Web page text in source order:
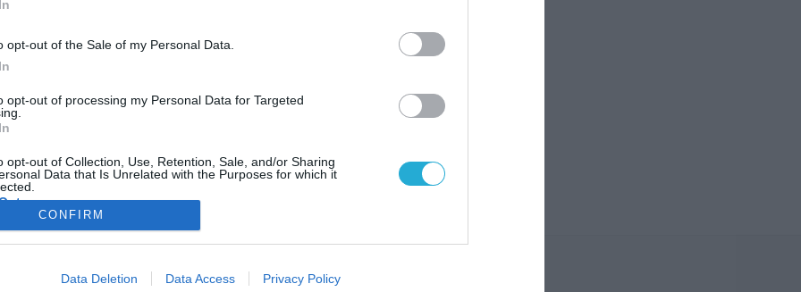
opt-out of the Sale of my Personal Data.
opt-out of processing my Personal Data for Targeted
opt-out of Collection, Use, Retention, Sale, and/or Sharing
Data that Is Unrelated with the Purposes for which it
allow Google to enable storage related to advertising like cookies on
CONFIRM
Data Deletion Data Access Privacy Policy
ΦΑΡΜΑΚΑ
Εμβόλιο για τη διάρροια των ταξιδιωτών
εκατομμυρίων ταξιδιωτών που ξαφνικά παρουσιάζουν (το λιγότερο
ενοχλητική) διάρροια. Η διάρροια των ταξιδιωτών «πλήττει» περί τα
κυρίως στην Ινδία και σε άλλες τροπικές χώρες μπορεί να την
εμφανίσει πιο ήπια ή πιο σοβαρά. Εκδηλώνεται με κράμπες, […]
11.06.2013 07:01
ΦΑΡΜΑΚΑ